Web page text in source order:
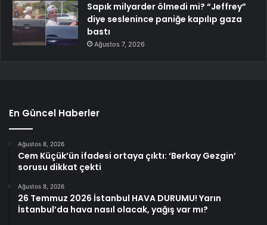
Sapık milyarder ölmedi mi? “Jeffrey”
diye seslenince paniğe kapılıp gaza
bastı
Ağustos 7, 2026
En Güncel Haberler
Ağustos 8, 2026
Cem Küçük’ün ifadesi ortaya çıktı: ‘Berkay Gezgin’
sorusu dikkat çekti
Ağustos 8, 2026
26 Temmuz 2026 İstanbul HAVA DURUMU! Yarın
İstanbul’da hava nasıl olacak, yağış var mı?